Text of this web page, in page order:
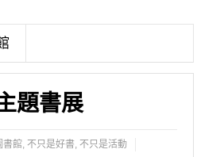
題書展
書館, 不只是好書, 不只是活動